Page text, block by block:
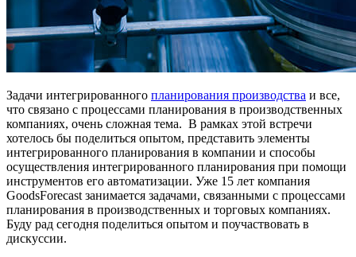
Задачи интегрированного планирования производства и все,
что связано с процессами планирования в производственных
компаниях, очень сложная тема. В рамках этой встречи
хотелось бы поделиться опытом, представить элементы
интегрированного планирования в компании и способы
осуществления интегрированного планирования при помощи
инструментов его автоматизации. Уже 15 лет компания
GoodsForecast занимается задачами, связанными с процессами
планирования в производственных и торговых компаниях.
Буду рад сегодня поделиться опытом и поучаствовать в
дискуссии.